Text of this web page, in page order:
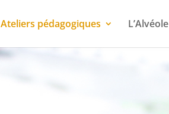
Ateliers pédagogiques L’Alvéole